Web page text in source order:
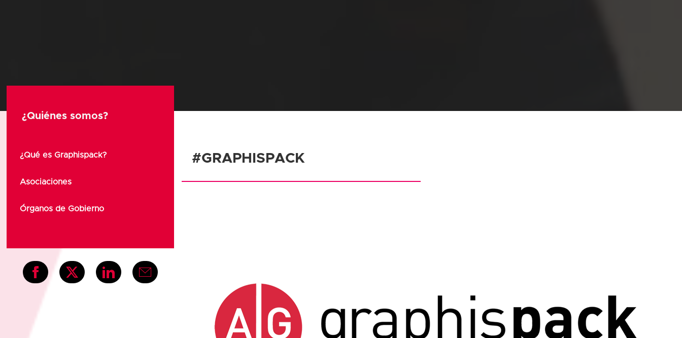
¿Quiénes somos?
¿Qué es Graphispack?
Asociaciones
Órganos de Gobierno
#GRAPHISPACK